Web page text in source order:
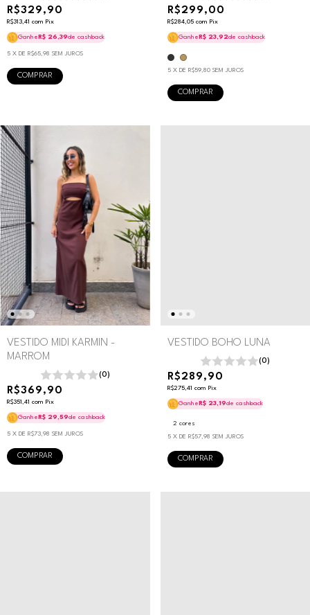
R$329,90
R$313,41 com Pix
Ganhe R$ 26,39de cashback
5 X DE R$65,98 SEM JUROS
COMPRAR
R$299,00
R$284,05 com Pix
Ganhe R$ 23,92de cashback
5 X DE R$59,80 SEM JUROS
COMPRAR
VESTIDO MIDI KARMIN -
MARROM
(0)
R$369,90
R$351,41 com Pix
Ganhe R$ 29,59de cashback
5 X DE R$73,98 SEM JUROS
COMPRAR
VESTIDO BOHO LUNA
(0)
R$289,90
R$275,41 com Pix
Ganhe R$ 23,19de cashback
2 cores
5 X DE R$57,98 SEM JUROS
COMPRAR